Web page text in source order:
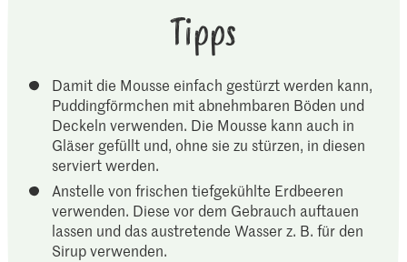
Tipps
Damit die Mousse einfach gestürzt werden kann,
Puddingförmchen mit abnehmbaren Böden und
Deckeln verwenden. Die Mousse kann auch in
Gläser gefüllt und, ohne sie zu stürzen, in diesen
serviert werden.
Anstelle von frischen tiefgekühlte Erdbeeren
verwenden. Diese vor dem Gebrauch auftauen
lassen und das austretende Wasser z. B. für den
Sirup verwenden.